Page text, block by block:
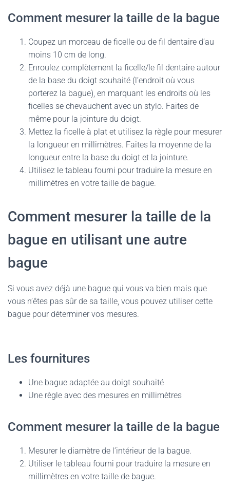
Comment mesurer la taille de la bague
Coupez un morceau de ficelle ou de fil dentaire d’au
moins 10 cm de long.
Enroulez complètement la ficelle/le fil dentaire autour
de la base du doigt souhaité (l’endroit où vous
porterez la bague), en marquant les endroits où les
ficelles se chevauchent avec un stylo. Faites de
même pour la jointure du doigt.
Mettez la ficelle à plat et utilisez la règle pour mesurer
la longueur en millimètres. Faites la moyenne de la
longueur entre la base du doigt et la jointure.
Utilisez le tableau fourni pour traduire la mesure en
millimètres en votre taille de bague.
Comment mesurer la taille de la
bague en utilisant une autre
bague
Si vous avez déjà une bague qui vous va bien mais que
vous n’êtes pas sûr de sa taille, vous pouvez utiliser cette
bague pour déterminer vos mesures.
Les fournitures
Une bague adaptée au doigt souhaité
Une règle avec des mesures en millimètres
Comment mesurer la taille de la bague
Mesurer le diamètre de l’intérieur de la bague.
Utiliser le tableau fourni pour traduire la mesure en
millimètres en votre taille de bague.